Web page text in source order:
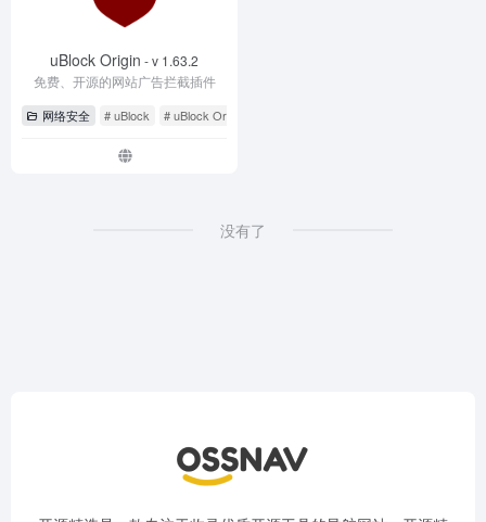
uBlock Origin - v 1.63.2
免费、开源的网站广告拦截插件
网络安全 # uBlock # uBlock Origin
没有了